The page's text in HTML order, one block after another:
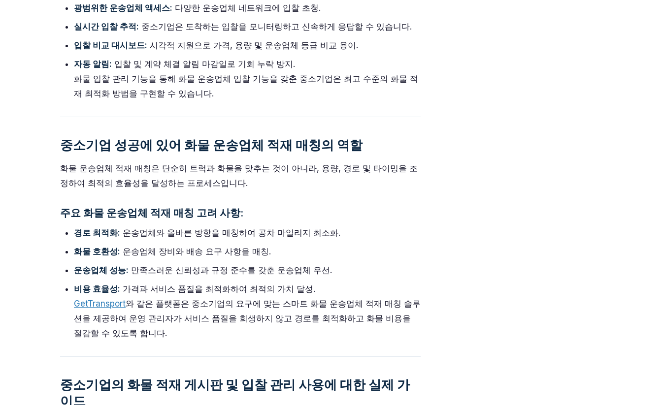
광범위한 운송업체 액세스: 다양한 운송업체 네트워크에 입찰 초청.
실시간 입찰 추적: 중소기업은 도착하는 입찰을 모니터링하고 신속하게 응답할 수 있습니다.
입찰 비교 대시보드: 시각적 지원으로 가격, 용량 및 운송업체 등급 비교 용이.
자동 알림: 입찰 및 계약 체결 알림 마감일로 기회 누락 방지.
화물 입찰 관리 기능을 통해 화물 운송업체 입찰 기능을 갖춘 중소기업은 최고 수준의 화물 적
재 최적화 방법을 구현할 수 있습니다.
중소기업 성공에 있어 화물 운송업체 적재 매칭의 역할
화물 운송업체 적재 매칭은 단순히 트럭과 화물을 맞추는 것이 아니라, 용량, 경로 및 타이밍을 조
정하여 최적의 효율성을 달성하는 프로세스입니다.
주요 화물 운송업체 적재 매칭 고려 사항:
경로 최적화: 운송업체와 올바른 방향을 매칭하여 공차 마일리지 최소화.
화물 호환성: 운송업체 장비와 배송 요구 사항을 매칭.
운송업체 성능: 만족스러운 신뢰성과 규정 준수를 갖춘 운송업체 우선.
비용 효율성: 가격과 서비스 품질을 최적화하여 최적의 가치 달성.
GetTransport와 같은 플랫폼은 중소기업의 요구에 맞는 스마트 화물 운송업체 적재 매칭 솔루
션을 제공하여 운영 관리자가 서비스 품질을 희생하지 않고 경로를 최적화하고 화물 비용을
절감할 수 있도록 합니다.
중소기업의 화물 적재 게시판 및 입찰 관리 사용에 대한 실제 가
이드